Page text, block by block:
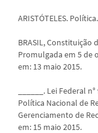
ARISTÓTELES.
BRASIL, Constituição
Promulgada em 5 de
em: 13 maio 2015.
______. Lei Federal
Política Nacional de
Gerenciamento de
em: 15 maio 2015.